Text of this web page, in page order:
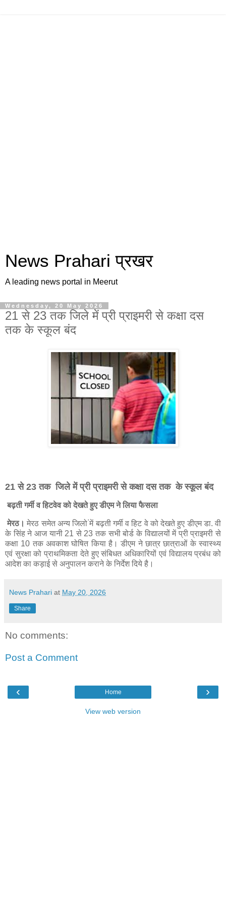
News Prahari प्रखर
A leading news portal in Meerut
Wednesday, 20 May 2026
21 से 23 तक जिले में प्री प्राइमरी से कक्षा दस
तक के स्कूल बंद
21 से 23 तक जिले में प्री प्राइमरी से कक्षा दस तक के स्कूल बंद
बढ़ती गर्मी व हिटवेव को देखते हुए डीएम ने लिया फैसला
मेरठ। मेरठ समेत अन्य जिलो ंमें बढ़ती गर्मी व हिट वे को देखते हुए डीएम डा. वी
के सिंह ने आज यानी 21 से 23 तक सभी बोर्ड के विद्यालयों में प्री प्राइमरी से
कक्षा 10 तक अवकाश घोषित किया है। डीएम ने छात्र छात्राओं के स्वास्थ्य
एवं सुरक्षा को प्राथमिकता देते हुए संबिधत अधिकारियों एवं विद्यालय प्रबंध को
आदेश का कड़ाई से अनुपालन कराने के निर्देश दिये है।
News Prahari at May 20, 2026
Share
No comments:
Post a Comment
‹ ›
Home
View web version